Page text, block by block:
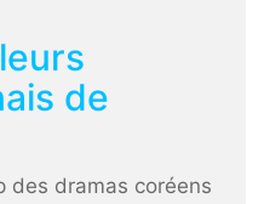
de
des dramas coréens